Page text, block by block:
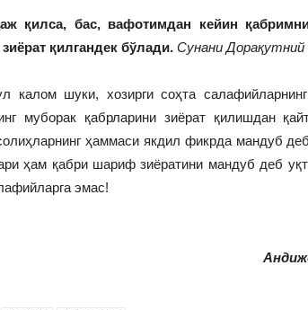
қилса, бас, вафотимдан кейин
қилгандек бўлади. Сунани Дорақутний
калом шуки, хозирги соҳта
муборак қабрларини зиёрат қилишдан
ҳаммаси якдил фикрда мандуб
ҳам қабри шариф зиёратини мандуб деб
эмас!